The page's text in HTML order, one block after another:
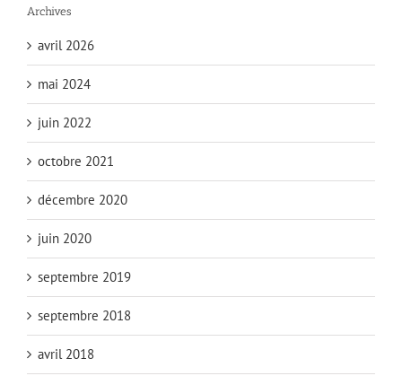
Archives
avril 2026
mai 2024
juin 2022
octobre 2021
décembre 2020
juin 2020
septembre 2019
septembre 2018
avril 2018